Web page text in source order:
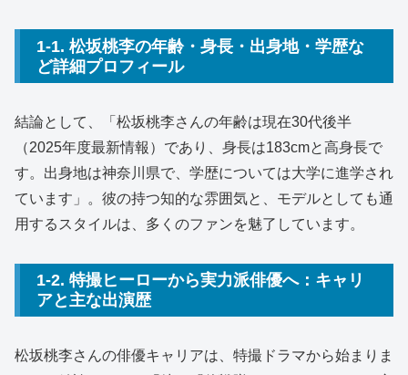
1-1. 松坂桃李の年齢・身長・出身地・学歴な
ど詳細プロフィール
結論として、「松坂桃李さんの年齢は現在30代後半
（2025年度最新情報）であり、身長は183cmと高身長で
す。出身地は神奈川県で、学歴については大学に進学され
ています」。彼の持つ知的な雰囲気と、モデルとしても通
用するスタイルは、多くのファンを魅了しています。
1-2. 特撮ヒーローから実力派俳優へ：キャリ
アと主な出演歴
松坂桃李さんの俳優キャリアは、特撮ドラマから始まりま